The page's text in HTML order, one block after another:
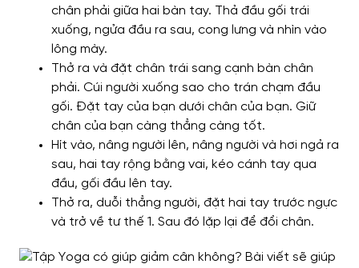
chân phải giữa hai bàn tay. Thả đầu gối trái
xuống, ngửa đầu ra sau, cong lưng và nhìn vào
lông mày.
Thở ra và đặt chân trái sang cạnh bàn chân
phải. Cúi người xuống sao cho trán chạm đầu
gối. Đặt tay của bạn dưới chân của bạn. Giữ
chân của bạn càng thẳng càng tốt.
Hít vào, nâng người lên, nâng người và hơi ngả ra
sau, hai tay rộng bằng vai, kéo cánh tay qua
đầu, gối đầu lên tay.
Thở ra, duỗi thẳng người, đặt hai tay trước ngực
và trở về tư thế 1. Sau đó lặp lại để đổi chân.